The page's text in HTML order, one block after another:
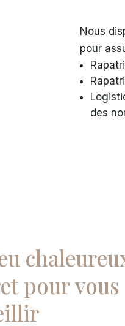
Nous
pour
des
pour vous